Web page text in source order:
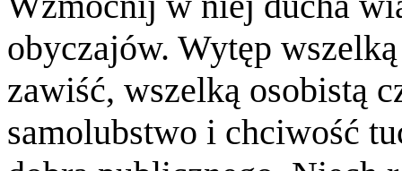
obyczajów. Wytęp
zawiść, wszelką osobistą
samolubstwo i chciwość